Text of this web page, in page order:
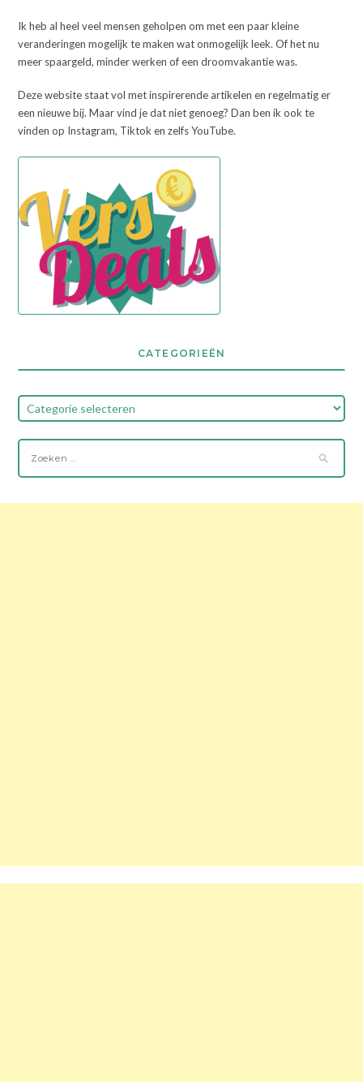
Ik heb al heel veel mensen geholpen om met een paar kleine
veranderingen mogelijk te maken wat onmogelijk leek. Of het nu
meer spaargeld, minder werken of een droomvakantie was.
Deze website staat vol met inspirerende artikelen en regelmatig er
een nieuwe bij. Maar vind je dat niet genoeg? Dan ben ik ook te
vinden op Instagram, Tiktok en zelfs YouTube.
CATEGORIEËN